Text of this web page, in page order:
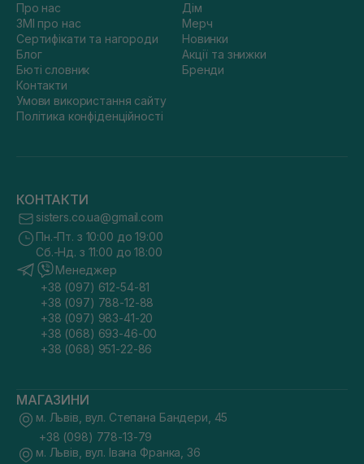
Про нас
ЗМІ про нас
Сертифікати та нагороди
Блог
Бюті словник
Контакти
Умови використання сайту
Політика конфіденційності
Дім
Мерч
Новинки
Акції та знижки
Бренди
КОНТАКТИ
sisters.co.ua@gmail.com
Пн.-Пт. з 10:00 до 19:00
Сб.-Нд. з 11:00 до 18:00
Менеджер
+38 (097) 612-54-81
+38 (097) 788-12-88
+38 (097) 983-41-20
+38 (068) 693-46-00
+38 (068) 951-22-86
МАГАЗИНИ
м. Львів, вул. Степана Бандери, 45
+38 (098) 778-13-79
м. Львів, вул. Івана Франка, 36